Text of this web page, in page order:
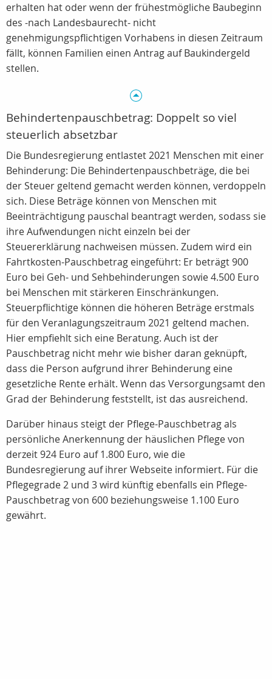
erhalten hat oder wenn der frühestmögliche Baubeginn
des -nach Landesbaurecht- nicht
genehmigungspflichtigen Vorhabens in diesen Zeitraum
fällt, können Familien einen Antrag auf Baukindergeld
stellen.
Behindertenpauschbetrag: Doppelt so viel
steuerlich absetzbar
Die Bundesregierung entlastet 2021 Menschen mit einer
Behinderung: Die Behindertenpauschbeträge, die bei
der Steuer geltend gemacht werden können, verdoppeln
sich. Diese Beträge können von Menschen mit
Beeinträchtigung pauschal beantragt werden, sodass sie
ihre Aufwendungen nicht einzeln bei der
Steuererklärung nachweisen müssen. Zudem wird ein
Fahrtkosten-Pauschbetrag eingeführt: Er beträgt 900
Euro bei Geh- und Sehbehinderungen sowie 4.500 Euro
bei Menschen mit stärkeren Einschränkungen.
Steuerpflichtige können die höheren Beträge erstmals
für den Veranlagungszeitraum 2021 geltend machen.
Hier empfiehlt sich eine Beratung. Auch ist der
Pauschbetrag nicht mehr wie bisher daran geknüpft,
dass die Person aufgrund ihrer Behinderung eine
gesetzliche Rente erhält. Wenn das Versorgungsamt den
Grad der Behinderung feststellt, ist das ausreichend.
Darüber hinaus steigt der Pflege-Pauschbetrag als
persönliche Anerkennung der häuslichen Pflege von
derzeit 924 Euro auf 1.800 Euro, wie die
Bundesregierung auf ihrer Webseite informiert. Für die
Pflegegrade 2 und 3 wird künftig ebenfalls ein Pflege-
Pauschbetrag von 600 beziehungsweise 1.100 Euro
gewährt.